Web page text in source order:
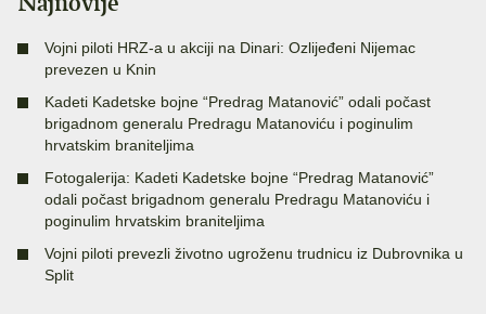
Vojni piloti HRZ-a u akciji na Dinari: Ozlijeđeni Nijemac
prevezen u Knin
Kadeti Kadetske bojne “Predrag Matanović” odali počast
brigadnom generalu Predragu Matanoviću i poginulim
hrvatskim braniteljima
Fotogalerija: Kadeti Kadetske bojne “Predrag Matanović”
odali počast brigadnom generalu Predragu Matanoviću i
poginulim hrvatskim braniteljima
Vojni piloti prevezli životno ugroženu trudnicu iz Dubrovnika u
Split